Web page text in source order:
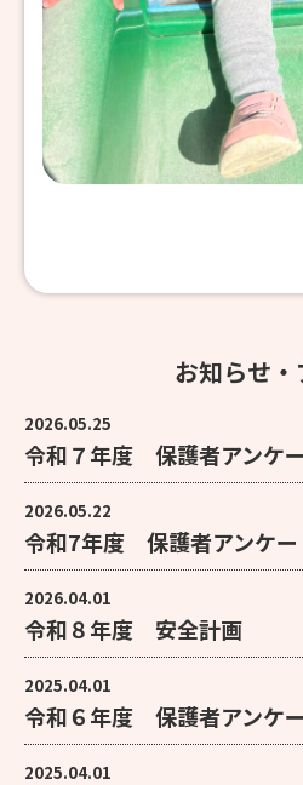
お知らせ
2026.05.25
令和７年度 保護者アンケ
2026.05.22
令和7年度 保護者アンケ
2026.04.01
令和８年度 安全計画
2025.04.01
令和６年度 保護者アンケ
2025.04.01